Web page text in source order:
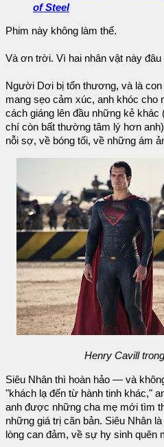
of Steel
Phim này không làm thế.
Và ơn trời. Vì hai nhân vật này đâu
Người Dơi bị tổn thương, và là
mang sẹo cảm xúc, anh khóc cho
cách giáng lên đầu những kẻ
chí còn bất thường tâm lý hơn
nỗi sợ, về bóng tối, về những ám
Henry Cavill trong
Siêu Nhân thì hoàn hảo — và
"khách lạ đến từ hành tinh khác,"
anh được những cha mẹ mới tìm
những giá trị căn bản. Siêu Nhân
lòng can đảm, về sự hy sinh quên